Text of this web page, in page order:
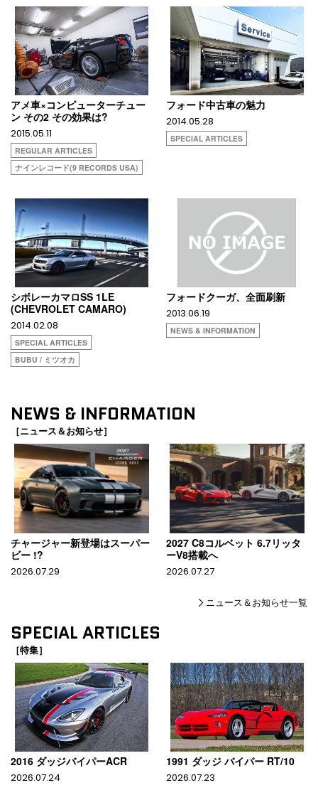
アメ車×コンピューターチュー
ン その2 その効果は?
2015.05.11
REGULAR ARTICLES
ナインレコード(9 RECORDS USA)
フォード中古車の魅力
2014.05.28
SPECIAL ARTICLES
シボレーカマロSS 1LE
(CHEVROLET CAMARO)
2014.02.08
SPECIAL ARTICLES
BUBU / ミツオカ
フォードクーガ、全面刷新
2013.06.19
NEWS & INFORMATION
NEWS & INFORMATION
［ニュース＆お知らせ］
チャージャー新登場はスーパー
ビー !?
2026.07.29
2027 C8コルベット 6.7リッタ
ーV8搭載へ
2026.07.27
ニュース＆お知らせ一覧
SPECIAL ARTICLES
［特集］
2016 ダッジバイパーACR
2026.07.24
1991 ダッジ バイパー RT/10
2026.07.23